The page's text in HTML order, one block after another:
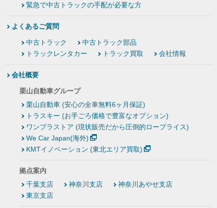
緊急で中古トラックの手配が必要な方
よくあるご質問
中古トラック
中古トラック部品
トラックレンタカー
トラック買取 会社情報
会社概要
栗山自動車グループ
栗山自動車 (安心の全車無料6ヶ月保証)
トラスキー (お手ごろ価格で豊富なオプション)
ワンプラストア (現状販売だから圧倒的ロープライス)
We Car Japan(海外)
KMTイノベーション (東北エリア買取)
拠点案内
千葉支店
神奈川支店
神奈川あやせ支店
東京支店